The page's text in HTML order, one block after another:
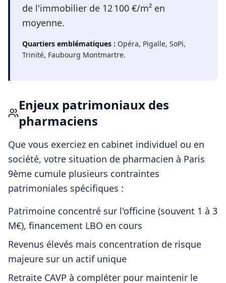
de l'immobilier de 12 100 €/m² en
moyenne.
Quartiers emblématiques : Opéra, Pigalle, SoPi,
Trinité, Faubourg Montmartre.
Enjeux patrimoniaux des
pharmaciens
Que vous exerciez en cabinet individuel ou en
société, votre situation de pharmacien à Paris
9ème cumule plusieurs contraintes
patrimoniales spécifiques :
Patrimoine concentré sur l'officine (souvent 1 à 3
M€), financement LBO en cours
Revenus élevés mais concentration de risque
majeure sur un actif unique
Retraite CAVP à compléter pour maintenir le